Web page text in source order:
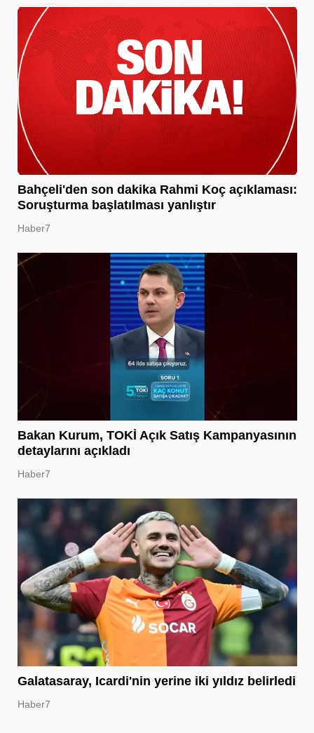
Bahçeli'den son dakika Rahmi Koç açıklaması:
Soruşturma başlatılması yanlıştır
Haber7
Bakan Kurum, TOKİ Açık Satış Kampanyasının
detaylarını açıkladı
Haber7
Galatasaray, Icardi'nin yerine iki yıldız belirledi
Haber7